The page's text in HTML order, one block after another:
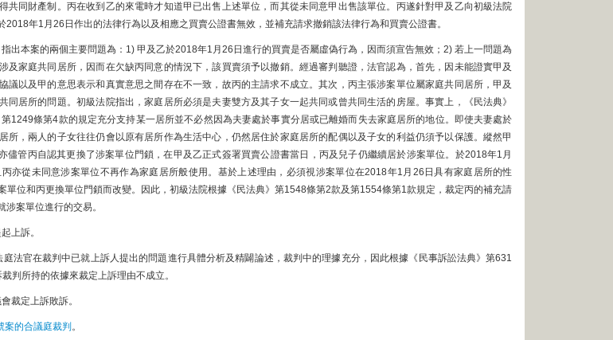
共同財產制。丙在收到乙的來電時才知道甲已出售上述單位，而其從未同意甲出售該單位。丙遂針對甲及乙向初級法院
2018年1月26日作出的法律行為以及相應之買賣公證書無效，並補充請求撤銷該法律行為和買賣公證書。
出本案的兩個主要問題為：1) 甲及乙於2018年1月26日進行的買賣是否屬虛偽行為，因而須宣告無效；2) 若上一問題為
及家庭共同居所，因而在欠缺丙同意的情況下，該買賣須予以撤銷。經過審判聽證，法官認為，首先，因未能證實甲及
議以及甲的意思表示和真實意思之間存在不一致，故丙的主請求不成立。其次，丙主張涉案單位屬家庭共同居所，甲及
同居所的問題。初級法院指出，家庭居所必須是夫妻雙方及其子女一起共同或曾共同生活的房屋。事實上，《民法典》
1249條第4款的規定充分支持某一居所並不必然因為夫妻處於事實分居或已離婚而失去家庭居所的地位。即使夫妻處於
所，兩人的子女往往仍會以原有居所作為生活中心，仍然居住於家庭居所的配偶以及子女的利益仍須予以保護。縱然甲
儘管丙自認其更換了涉案單位門鎖，在甲及乙正式簽署買賣公證書當日，丙及兒子仍繼續居於涉案單位。於2018年1月
亦從未同意涉案單位不再作為家庭居所般使用。基於上述理由，必須視涉案單位在2018年1月26日具有家庭居所的性
單位和丙更換單位門鎖而改變。因此，初級法院根據《民法典》第1548條第2款及第1554條第1款規定，裁定丙的補充請
案單位進行的交易。
上訴。
法官在裁判中已就上訴人提出的問題進行具體分析及精闢論述，裁判中的理據充分，因此根據《民事訴訟法典》第631
判所持的依據來裁定上訴理由不成立。
裁定上訴敗訴。
案的合議庭裁判 。